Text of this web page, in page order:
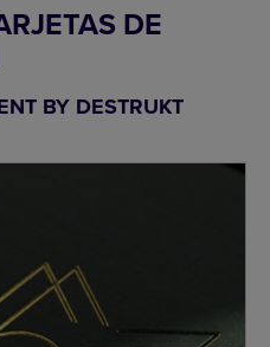
DE
BY DESTRUKT